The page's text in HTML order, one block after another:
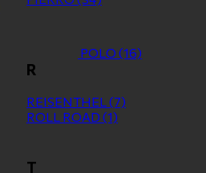
POLO (16)
R
REISENTHEL(7)
ROLL ROAD (1)
T